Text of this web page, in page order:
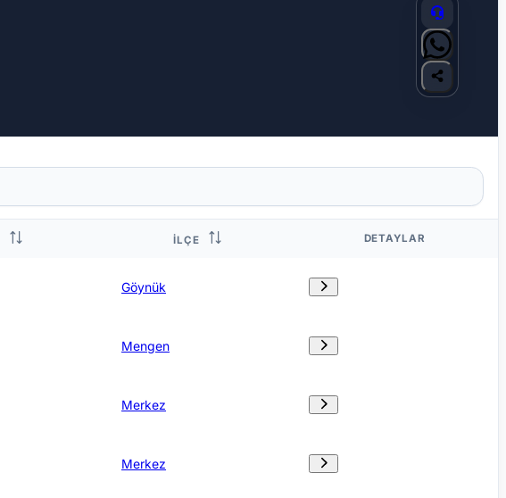
İLÇE DETAYLAR
Göynük
Mengen
Merkez
Merkez